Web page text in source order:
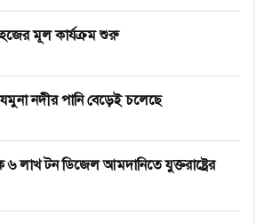
মূল কার্যক্রম শুরু
নদীর পানি বেড়েই চলেছে
৬ লাখ টন ডিজেল আমদানিতে যুক্তরাষ্ট্রের